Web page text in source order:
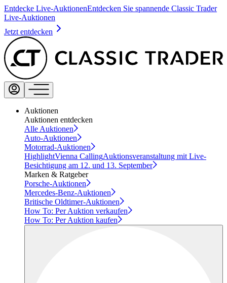
Entdecke Live-AuktionenEntdecken Sie spannende Classic Trader
Live-Auktionen
Jetzt entdecken
Auktionen
Auktionen entdecken
Alle Auktionen
Auto-Auktionen
Motorrad-Auktionen
HighlightVienna CallingAuktionsveranstaltung mit Live-
Besichtigung am 12. und 13. September
Marken & Ratgeber
Porsche-Auktionen
Mercedes-Benz-Auktionen
Britische Oldtimer-Auktionen
How To: Per Auktion verkaufen
How To: Per Auktion kaufen